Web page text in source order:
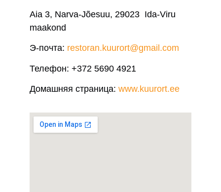
Aia 3, Narva-Jõesuu, 29023 Ida-Viru
maakond
Э-почта: restoran.kuurort@gmail.com
Телефон: +372 5690 4921
Домашняя страница: www.kuurort.ee